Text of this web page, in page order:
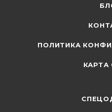
ПОЛИТИКА
КАРТА